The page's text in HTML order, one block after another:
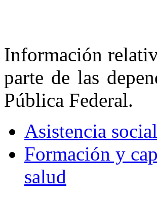
Información
parte de las
Pública Federal.
Asistencia
Formación y
salud